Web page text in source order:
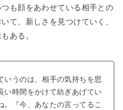
も顔をあわせている相手との
て、新しさを見つけていく、
ある。
いうのは、相手の気持ちを思
い時間をかけて紡ぎあげてい
。『今、あなたの言ってるこ